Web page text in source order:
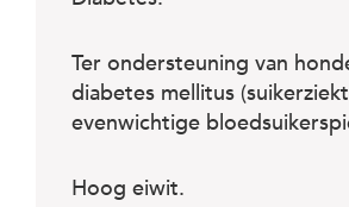
Ter ondersteuning van
diabetes mellitus
evenwichtige
Hoog eiwit.